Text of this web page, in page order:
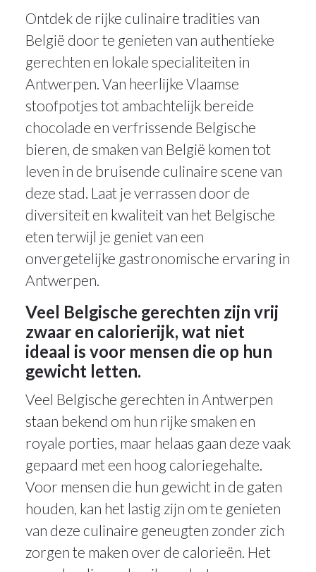
Ontdek de rijke culinaire tradities van
België door te genieten van authentieke
gerechten en lokale specialiteiten in
Antwerpen. Van heerlijke Vlaamse
stoofpotjes tot ambachtelijk bereide
chocolade en verfrissende Belgische
bieren, de smaken van België komen tot
leven in de bruisende culinaire scene van
deze stad. Laat je verrassen door de
diversiteit en kwaliteit van het Belgische
eten terwijl je geniet van een
onvergetelijke gastronomische ervaring in
Antwerpen.
Veel Belgische gerechten zijn vrij
zwaar en calorierijk, wat niet
ideaal is voor mensen die op hun
gewicht letten.
Veel Belgische gerechten in Antwerpen
staan bekend om hun rijke smaken en
royale porties, maar helaas gaan deze vaak
gepaard met een hoog caloriegehalte.
Voor mensen die hun gewicht in de gaten
houden, kan het lastig zijn om te genieten
van deze culinaire geneugten zonder zich
zorgen te maken over de calorieën. Het